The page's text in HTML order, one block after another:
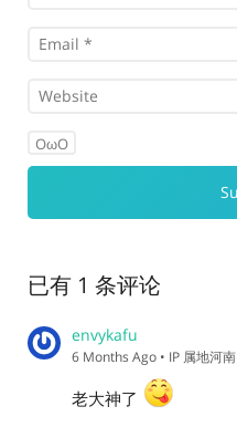
OωO
已有 1 条评论
envykafu
6 Months Ago • IP 属地河南
老大神了